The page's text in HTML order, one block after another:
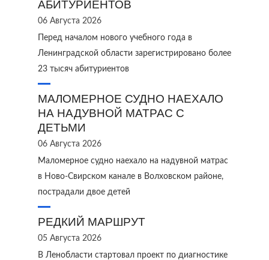
АБИТУРИЕНТОВ
06 Августа 2026
Перед началом нового учебного года в
Ленинградской области зарегистрировано более
23 тысяч абитуриентов
МАЛОМЕРНОЕ СУДНО НАЕХАЛО
НА НАДУВНОЙ МАТРАС С
ДЕТЬМИ
06 Августа 2026
Маломерное судно наехало на надувной матрас
в Ново‑Свирском канале в Волховском районе,
пострадали двое детей
РЕДКИЙ МАРШРУТ
05 Августа 2026
В Ленобласти стартовал проект по диагностике